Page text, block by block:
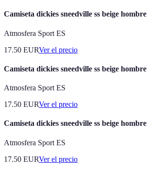
Camiseta dickies sneedville ss beige hombre
Atmosfera Sport ES
17.50 EURVer el precio
Camiseta dickies sneedville ss beige hombre
Atmosfera Sport ES
17.50 EURVer el precio
Camiseta dickies sneedville ss beige hombre
Atmosfera Sport ES
17.50 EURVer el precio